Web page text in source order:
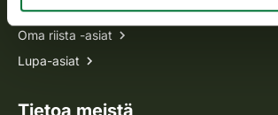
Metsästyskortti-asiat
Oma riista -asiat
Lupa-asiat
Tietoa meistä